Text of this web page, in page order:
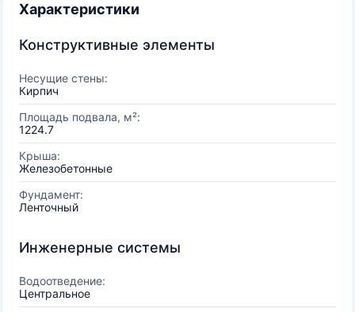
Характеристики
Конструктивные элементы
Несущие стены:
Кирпич
Площадь подвала, м²:
1224.7
Крыша:
Железобетонные
Фундамент:
Ленточный
Инженерные системы
Водоотведение:
Центральное